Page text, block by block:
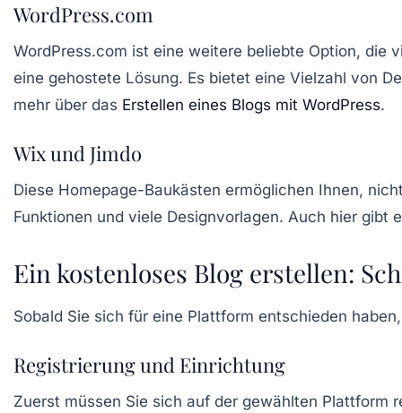
WordPress.com
WordPress.com ist eine weitere beliebte Option, die
eine gehostete Lösung. Es bietet eine Vielzahl von
mehr über das Erstellen eines Blogs mit WordPress.
Wix und Jimdo
Diese Homepage-Baukästen ermöglichen Ihnen,
Funktionen und viele Designvorlagen. Auch hier gibt
Ein kostenloses Blog erstellen:
Sobald Sie sich für eine Plattform entschieden
Registrierung und Einrichtung
Zuerst müssen Sie sich auf der gewählten Plattform